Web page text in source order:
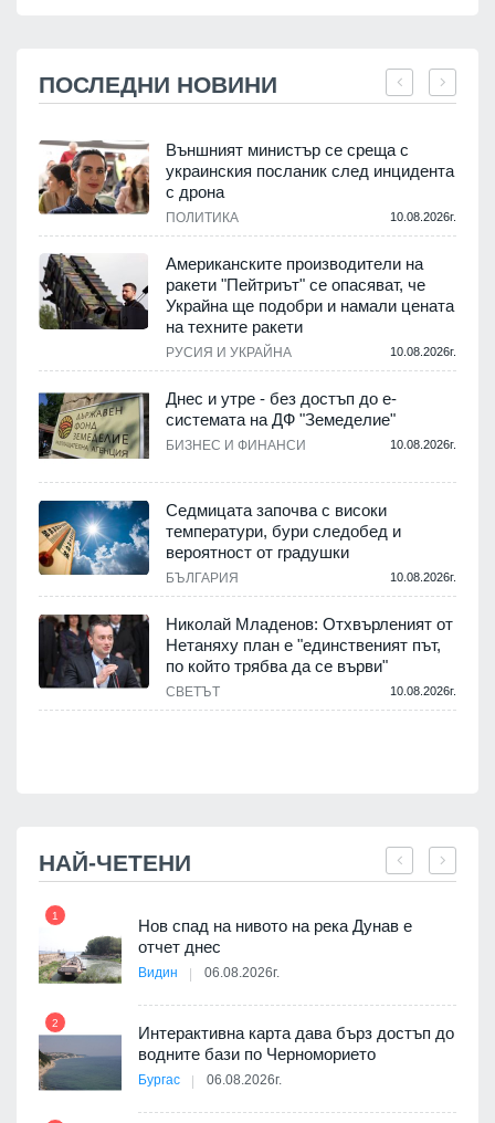
ПОСЛЕДНИ НОВИНИ
Външният министър се среща с
украинския посланик след инцидента
с дрона
ПОЛИТИКА 10.08.2026г.
Американските производители на
ракети "Пейтриът" се опасяват, че
Украйна ще подобри и намали цената
на техните ракети
РУСИЯ И УКРАЙНА 10.08.2026г.
Днес и утре - без достъп до е-
системата на ДФ "Земеделие"
БИЗНЕС И ФИНАНСИ 10.08.2026г.
Седмицата започва с високи
температури, бури следобед и
вероятност от градушки
БЪЛГАРИЯ 10.08.2026г.
Николай Младенов: Отхвърленият от
Нетаняху план е "единственият път,
по който трябва да се върви"
СВЕТЪТ 10.08.2026г.
НАЙ-ЧЕТЕНИ
1
Нов спад на нивото на река Дунав е
отчет днес
Видин 06.08.2026г.
2
Интерактивна карта дава бърз достъп до
водните бази по Черноморието
Бургас 06.08.2026г.